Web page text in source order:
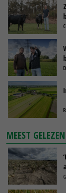
MEEST GELEZEN